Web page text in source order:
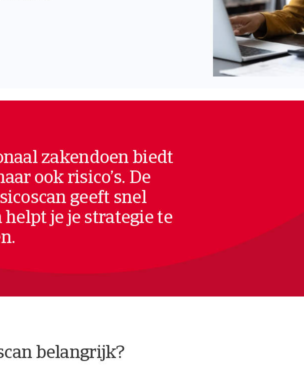
zakendoen biedt
ook risico’s. De
geeft snel
je je strategie te
belangrijk?